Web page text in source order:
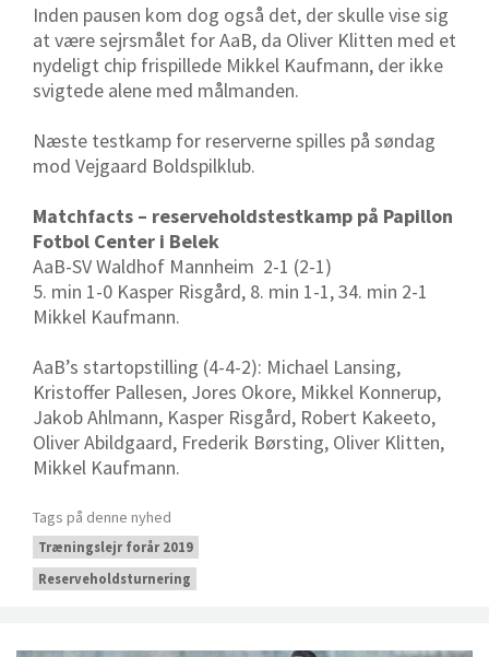
Inden pausen kom dog også det, der skulle vise sig
at være sejrsmålet for AaB, da Oliver Klitten med et
nydeligt chip frispillede Mikkel Kaufmann, der ikke
svigtede alene med målmanden.
Næste testkamp for reserverne spilles på søndag
mod Vejgaard Boldspilklub.
Matchfacts – reserveholdstestkamp på Papillon
Fotbol Center i Belek
AaB-SV Waldhof Mannheim 2-1 (2-1)
5. min 1-0 Kasper Risgård, 8. min 1-1, 34. min 2-1
Mikkel Kaufmann.
AaB’s startopstilling (4-4-2): Michael Lansing,
Kristoffer Pallesen, Jores Okore, Mikkel Konnerup,
Jakob Ahlmann, Kasper Risgård, Robert Kakeeto,
Oliver Abildgaard, Frederik Børsting, Oliver Klitten,
Mikkel Kaufmann.
Tags på denne nyhed
Træningslejr forår 2019
Reserveholdsturnering